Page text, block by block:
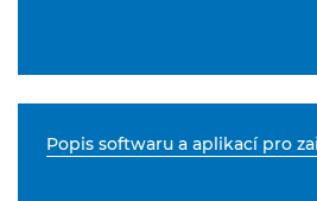
Popis softwaru a aplikací pro